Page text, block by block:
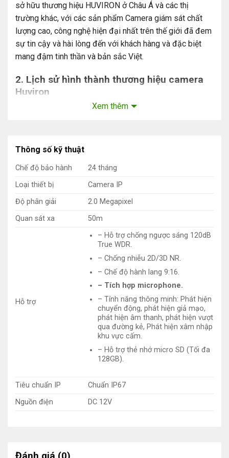
sở hữu thương hiệu HUVIRON ở Châu Á và các thị
trường khác, với các sản phẩm Camera giám sát chất
lượng cao, công nghệ hiện đại nhất trên thế giới đã đem
sự tin cậy và hài lòng đến với khách hàng và đặc biệt
mang đậm tinh thần và bản sắc Việt.
2. Lịch sử hình thành thương hiệu camera
Huviron
Huviron được thành lập năm 1991 tại Hàn Quốc, lấy tên
khẩu 20 triệu Dollar. Năm 2020, chính thức thành lập
với các sản phẩm Camera giám sát chất lượng cao,
công nghệ hiện đại nhất trên thế giới đã đem sự tin cậy
và hài lòng đến với khách hàng và đặc biệt mang đậm
“Công ty Cổ phần Huviron Việt Nam”
Kết hợp tinh hoa từ tinh thần, sức mạnh và sự vươn lên
của con người Việt Nam cùng công nghệ tiên tiến, hiện
đại trên thế giới. HUVIRON tạo dựng thương hiệu quốc
gia đẳng cấp thế giới với tốc độ tăng trưởng bền vững.
Góp phần nâng cao chất lượng cuộc sống của người
Việt và nâng tầm vị thế của người Việt trên trường quốc
Nâng cao giá trị cuộc sống cho cộng đồng và xã hội
chuyên nghiệp, chính sách đãi ngộ đáp ứng được nhu
Tôn chỉ
Xem thêm
Thông số kỹ thuật
Chế độ bảo hành
24 tháng
Loại thiết bị
Camera IP
Độ phân giải
2.0 Megapixel
Quan sát xa
50m
Hỗ trợ
– Hỗ trợ chống ngược sáng 120dB
True WDR.
– Chống nhiễu 2D/3D NR.
– Chế độ hành lang 9:16.
– Tích hợp microphone.
– Tính năng thông minh: Phát hiện
chuyển động, phát hiện giả mạo,
phát hiện âm thanh, phát hiện vượt
qua đường kẻ, Phát hiện xâm nhập
khu vực cấm.
– Hỗ trợ thẻ nhớ micro SD (Tối đa
128GB).
Tiêu chuẩn IP
Chuẩn IP67
Nguồn điện
DC 12V